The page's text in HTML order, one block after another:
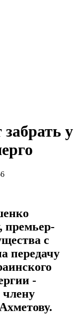
у
премьер-
с
передачу
-